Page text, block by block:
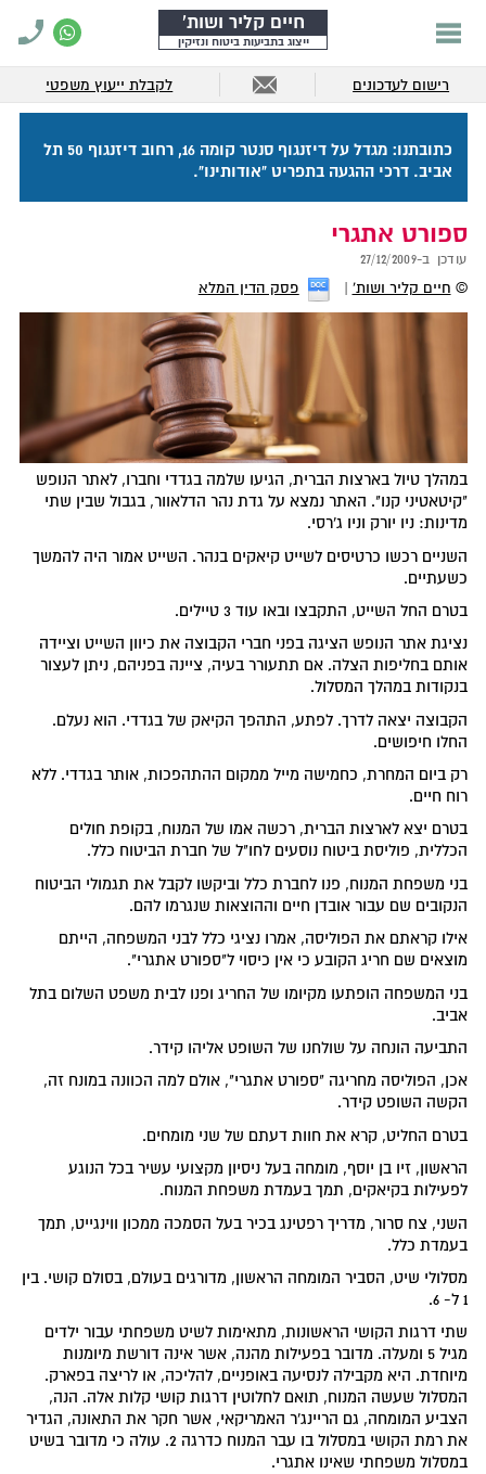
חיים קליר ושות'
ייצוג בתביעות ביטוח ונזיקין
רישום לעדכונים לקבלת ייעוץ משפטי
כתובתנו: מגדל על דיזנגוף סנטר קומה 16, רחוב דיזנגוף 50 תל
אביב. דרכי ההגעה בתפריט "אודותינו".
ספורט אתגרי
עודכן ב-27/12/2009
© חיים קליר ושות' פסק הדין המלא
במהלך טיול בארצות הברית, הגיעו שלמה בגדדי וחברו, לאתר הנופש
"קיטאטיני קנו". האתר נמצא על גדת נהר הדלאוור, בגבול שבין שתי
מדינות: ניו יורק וניו ג'רסי.
השניים רכשו כרטיסים לשייט קיאקים בנהר. השייט אמור היה להמשך
כשעתיים.
בטרם החל השייט, התקבצו ובאו עוד 3 טיילים.
נציגת אתר הנופש הציגה בפני חברי הקבוצה את כיוון השייט וציידה
אותם בחליפות הצלה. אם תתעורר בעיה, ציינה בפניהם, ניתן לעצור
בנקודות במהלך המסלול.
הקבוצה יצאה לדרך. לפתע, התהפך הקיאק של בגדדי. הוא נעלם.
החלו חיפושים.
רק ביום המחרת, כחמישה מייל ממקום ההתהפכות, אותר בגדדי. ללא
רוח חיים.
בטרם יצא לארצות הברית, רכשה אמו של המנוח, בקופת חולים
הכללית, פוליסת ביטוח נוסעים לחו"ל של חברת הביטוח כלל.
בני משפחת המנוח, פנו לחברת כלל וביקשו לקבל את תגמולי הביטוח
הנקובים שם עבור אובדן חיים וההוצאות שנגרמו להם.
אילו קראתם את הפוליסה, אמרו נציגי כלל לבני המשפחה, הייתם
מוצאים שם חריג הקובע כי אין כיסוי ל"ספורט אתגרי".
בני המשפחה הופתעו מקיומו של החריג ופנו לבית משפט השלום בתל
אביב.
התביעה הונחה על שולחנו של השופט אליהו קידר.
אכן, הפוליסה מחריגה "ספורט אתגרי", אולם למה הכוונה במונח זה,
הקשה השופט קידר.
בטרם החליט, קרא את חוות דעתם של שני מומחים.
הראשון, זיו בן יוסף, מומחה בעל ניסיון מקצועי עשיר בכל הנוגע
לפעילות בקיאקים, תמך בעמדת משפחת המנוח.
השני, צח סרור, מדריך רפטינג בכיר בעל הסמכה ממכון ווינגייט, תמך
בעמדת כלל.
מסלולי שיט, הסביר המומחה הראשון, מדורגים בעולם, בסולם קושי. בין
1 ל- 6.
שתי דרגות הקושי הראשונות, מתאימות לשיט משפחתי עבור ילדים
מגיל 5 ומעלה. מדובר בפעילות מהנה, אשר אינה דורשת מיומנות
מיוחדת. היא מקבילה לנסיעה באופניים, להליכה, או לריצה בפארק.
המסלול שעשה המנוח, תואם לחלוטין דרגות קושי קלות אלה. הנה,
הצביע המומחה, גם הריינג'ר האמריקאי, אשר חקר את התאונה, הגדיר
את רמת הקושי במסלול בו עבר המנוח כדרגה 2. עולה כי מדובר בשיט
במסלול משפחתי שאינו אתגרי.